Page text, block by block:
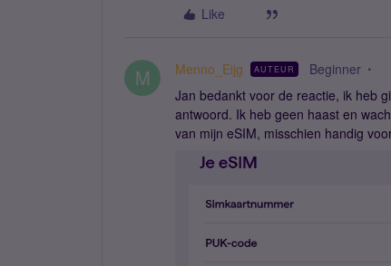
Like
M Menno_Eijg AUTEUR Beginner
Jan bedankt voor de reactie, ik heb
antwoord. Ik heb geen haast en
van mijn eSIM, misschien handig